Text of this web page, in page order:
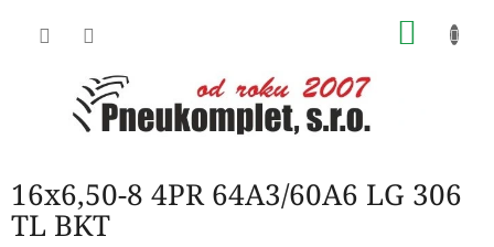
16x6,50-8 4PR 64A3/60A6 LG 306
TL BKT